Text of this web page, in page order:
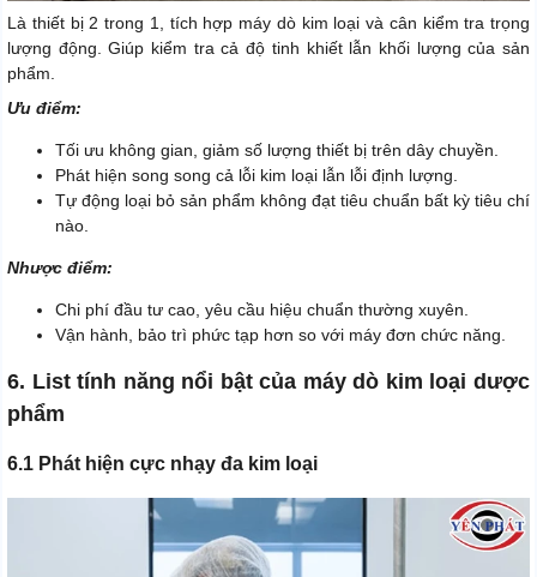
Là thiết bị 2 trong 1, tích hợp máy dò kim loại và cân kiểm tra trọng
lượng động. Giúp kiểm tra cả độ tinh khiết lẫn khối lượng của sản
phẩm.
Ưu điểm:
Tối ưu không gian, giảm số lượng thiết bị trên dây chuyền.
Phát hiện song song cả lỗi kim loại lẫn lỗi định lượng.
Tự động loại bỏ sản phẩm không đạt tiêu chuẩn bất kỳ tiêu chí
nào.
Nhược điểm:
Chi phí đầu tư cao, yêu cầu hiệu chuẩn thường xuyên.
Vận hành, bảo trì phức tạp hơn so với máy đơn chức năng.
6. List tính năng nổi bật của máy dò kim loại dược
phẩm
6.1 Phát hiện cực nhạy đa kim loại